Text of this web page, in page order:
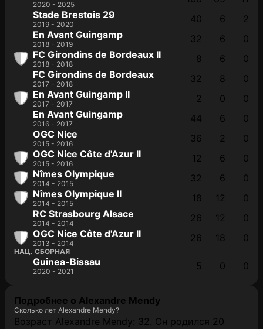
2020 - 2025
Stade Brestois 29
2019 - 2020 40 6
2
En Avant Guingamp
2018 - 2019 32 6
0
FC Girondins de Bordeaux II
2018 - 2018 8 6
0
FC Girondins de Bordeaux
2017 - 2018 32 8
0
En Avant Guingamp II
2017 - 2017 2 0
0
En Avant Guingamp
2016 - 2017 44 6
0
OGC Nice
2015 - 2016 36 2
0
OGC Nice Côte d'Azur II
2015 - 2016 12 6
0
Nîmes Olympique
2014 - 2015 32 6
0
Nîmes Olympique II
2014 - 2015 18 12
0
RC Strasbourg Alsace
2014 - 2014 26 12
0
OGC Nice Côte d'Azur II
2013 - 2014 26 18 0
НАЦ. СБОРНАЯ
Guinea-Bissau
2020 - 2021 5 0 0
Подробнее о Alexandre Mendy
Сколько лет Alexandre Mendy?
Возраст Alexandre Mendy: 32. Он родился 20